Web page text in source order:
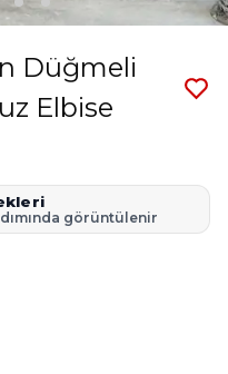
Düğmeli
Elbise
görüntülenir